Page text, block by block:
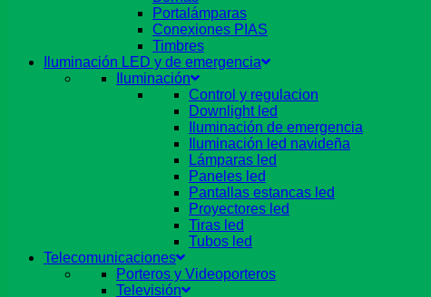
Portalámparas
Conexiones PIAS
Timbres
Iluminación LED y de emergencia
Iluminación
Control y regulacion
Downlight led
Iluminación de emergencia
Iluminación led navideña
Lámparas led
Paneles led
Pantallas estancas led
Proyectores led
Tiras led
Tubos led
Telecomunicaciones
Porteros y Videoporteros
Televisión